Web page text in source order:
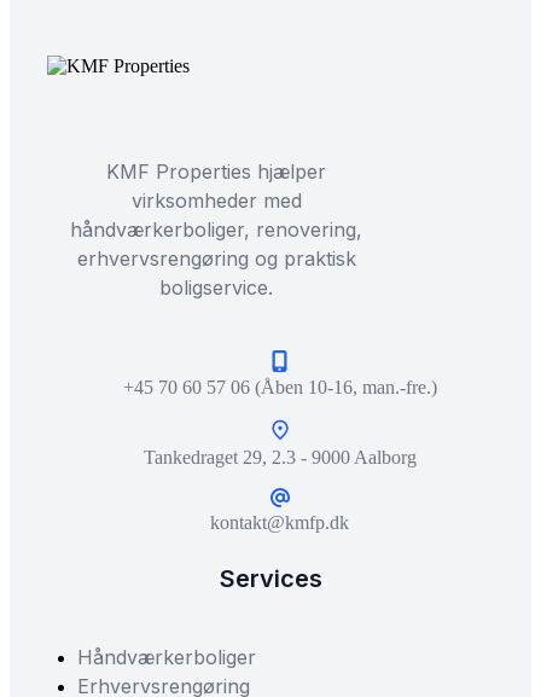
KMF Properties hjælper
virksomheder med
håndværkerboliger, renovering,
erhvervsrengøring og praktisk
boligservice.
+45 70 60 57 06 (Åben 10-16, man.-fre.)
Tankedraget 29, 2.3 - 9000 Aalborg
kontakt@kmfp.dk
Services
Håndværkerboliger
Erhvervsrengøring